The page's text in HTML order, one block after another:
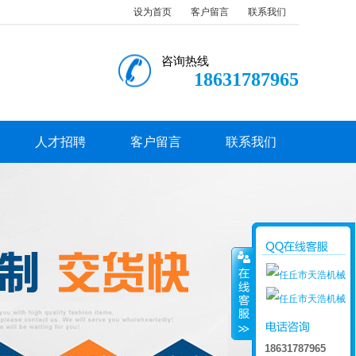
设为首页 客户留言 联系我们
咨询热线
18631787965
人才招聘 客户留言 联系我们
18631787965